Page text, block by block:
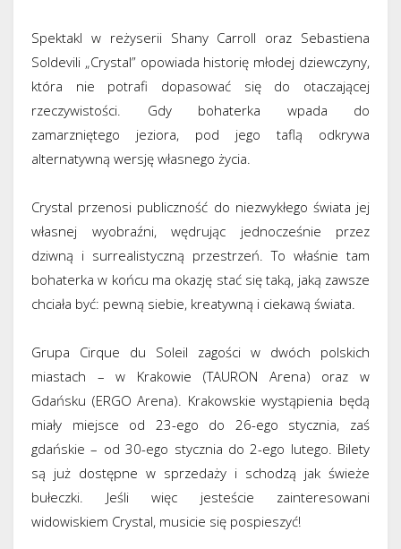
Spektakl w reżyserii Shany Carroll oraz Sebastiena
Soldevili „Crystal” opowiada historię młodej dziewczyny,
która nie potrafi dopasować się do otaczającej
rzeczywistości. Gdy bohaterka wpada do
zamarzniętego jeziora, pod jego taflą odkrywa
alternatywną wersję własnego życia.
Crystal przenosi publiczność do niezwykłego świata jej
własnej wyobraźni, wędrując jednocześnie przez
dziwną i surrealistyczną przestrzeń. To właśnie tam
bohaterka w końcu ma okazję stać się taką, jaką zawsze
chciała być: pewną siebie, kreatywną i ciekawą świata.
Grupa Cirque du Soleil zagości w dwóch polskich
miastach – w Krakowie (TAURON Arena) oraz w
Gdańsku (ERGO Arena). Krakowskie wystąpienia będą
miały miejsce od 23-ego do 26-ego stycznia, zaś
gdańskie – od 30-ego stycznia do 2-ego lutego. Bilety
są już dostępne w sprzedaży i schodzą jak świeże
bułeczki. Jeśli więc jesteście zainteresowani
widowiskiem Crystal, musicie się pospieszyć!